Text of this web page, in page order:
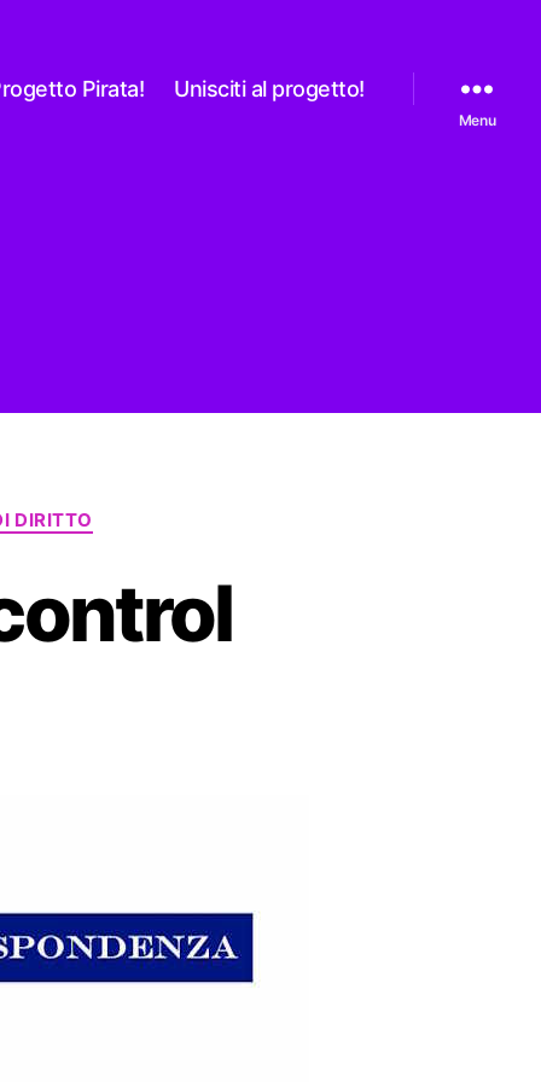
Pirata! Unisciti al progetto!
Menu
DIRITTO